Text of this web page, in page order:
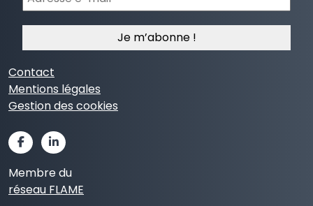
e-
mail
Contact
Mentions légales
Gestion des cookies
Membre du
réseau FLAME